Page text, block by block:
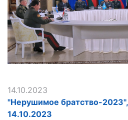
14.10.2023
"Нерушимое братство-
14.10.2023